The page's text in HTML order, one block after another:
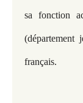
sa fonction
(département
français.